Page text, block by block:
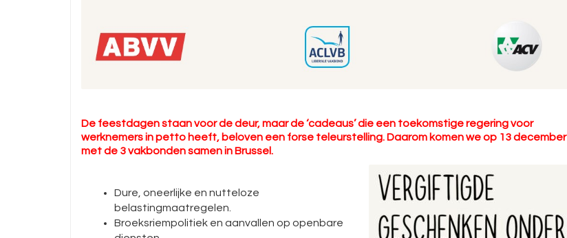
De feestdagen staan voor de deur, maar de ‘cadeaus’ die een toekomstige regering voor
werknemers in petto heeft, beloven een forse teleurstelling. Daarom komen we op 13 december
met de 3 vakbonden samen in Brussel.
Dure, oneerlijke en nutteloze
belastingmaatregelen.
Broeksriempolitiek en aanvallen op openbare